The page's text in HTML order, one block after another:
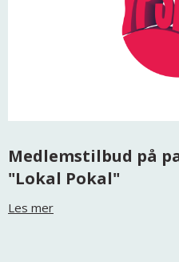
Medlemstilbud på
"Lokal Pokal"
Les mer